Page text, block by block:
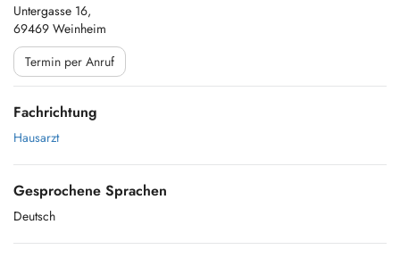
Untergasse 16,
69469 Weinheim
Termin per Anruf
Fachrichtung
Hausarzt
Gesprochene Sprachen
Deutsch